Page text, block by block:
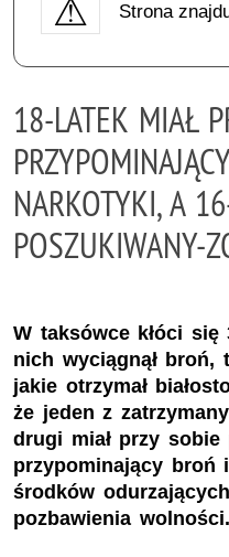
Strona
18-LATEK MIAŁ
NARKOTYKI, A
POSZUKIWANY-
W taksówce kłóci
nich wyciągnął broń,
jakie otrzymał
że jeden z
drugi miał przy sobie
przypominający broń
środków
pozbawienia wolności.